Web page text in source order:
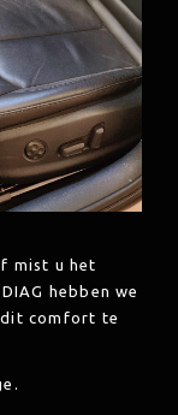
mist u het
hebben we
dit comfort te